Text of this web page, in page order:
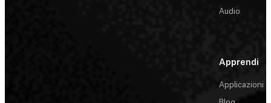
Audio
Apprendi
Applicazioni